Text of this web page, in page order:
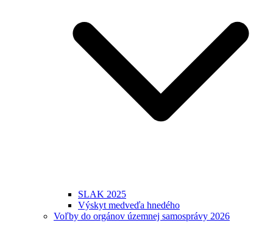
SLAK 2025
Výskyt medveďa hnedého
Voľby do orgánov územnej samosprávy 2026